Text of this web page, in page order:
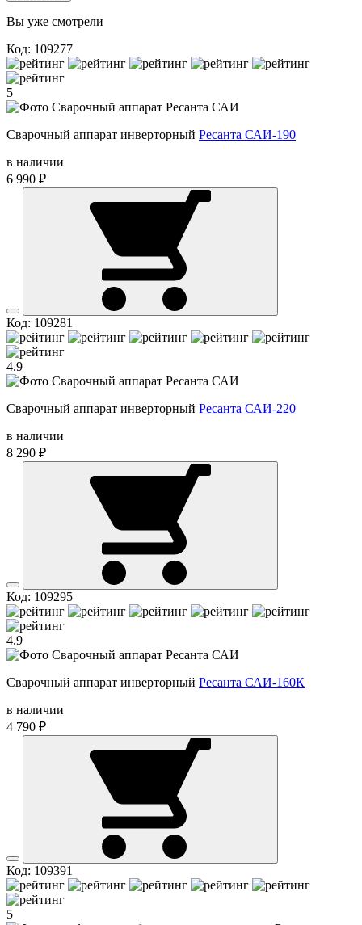
Вы уже смотрели
Код: 109277
5
Сварочный аппарат инверторный Ресанта САИ-190
в наличии
6 990 ₽
Код: 109281
4.9
Сварочный аппарат инверторный Ресанта САИ-220
в наличии
8 290 ₽
Код: 109295
4.9
Сварочный аппарат инверторный Ресанта САИ-160К
в наличии
4 790 ₽
Код: 109391
5